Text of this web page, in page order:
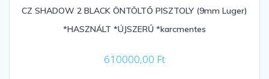
CZ SHADOW 2 BLACK ÖNTÖLTŐ PISZTOLY (9mm Luger)
*HASZNÁLT *ÚJSZERŰ *karcmentes
610000,00 Ft